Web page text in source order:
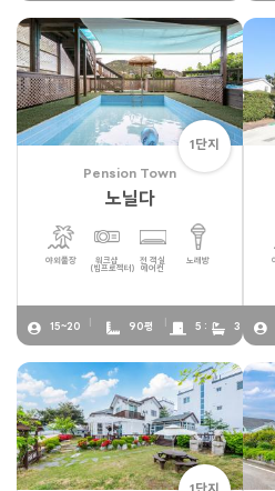
1단지
Pension Town
노닐다
야외풀장
워크샵
(빔프로젝터)
전 객실
에어컨
노래방
15~20 90평 5 : 3